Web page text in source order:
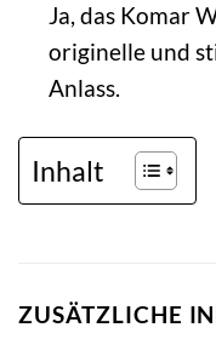
Ja, das Komar
originelle und
Anlass.
Inhalt
ZUSÄTZLICHE